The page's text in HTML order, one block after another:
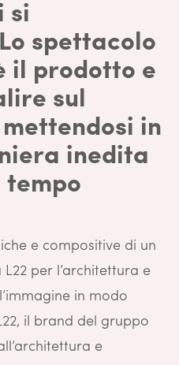
si
spettacolo
il prodotto e
sul
mettendosi in
inedita
e compositive di un
per l’architettura e
in modo
il brand del gruppo
e